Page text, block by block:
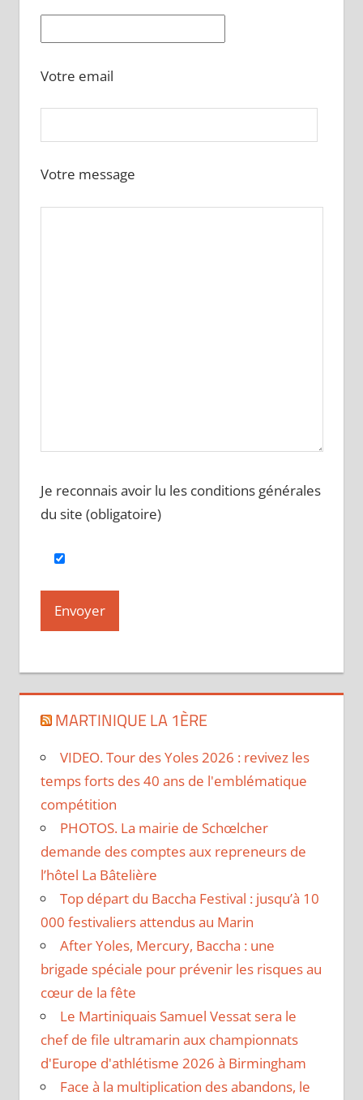
Votre email
Votre message
Je reconnais avoir lu les conditions générales
du site (obligatoire)
MARTINIQUE LA 1ÈRE
VIDEO. Tour des Yoles 2026 : revivez les
temps forts des 40 ans de l'emblématique
compétition
PHOTOS. La mairie de Schœlcher
demande des comptes aux repreneurs de
l’hôtel La Bâtelière
Top départ du Baccha Festival : jusqu’à 10
000 festivaliers attendus au Marin
After Yoles, Mercury, Baccha : une
brigade spéciale pour prévenir les risques au
cœur de la fête
Le Martiniquais Samuel Vessat sera le
chef de file ultramarin aux championnats
d'Europe d'athlétisme 2026 à Birmingham
Face à la multiplication des abandons, le